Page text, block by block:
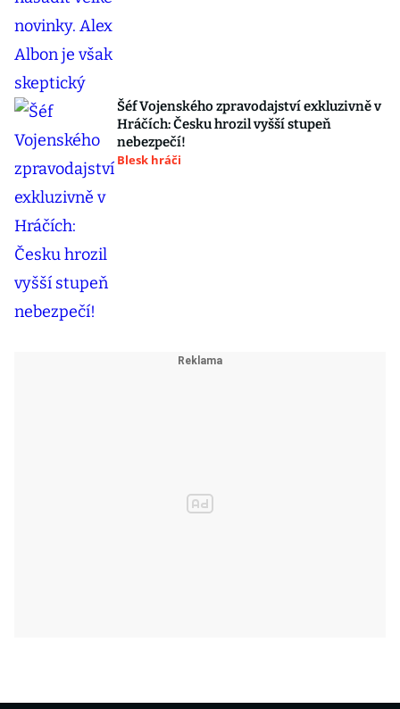
Šéf Vojenského zpravodajství exkluzivně v
Hráčích: Česku hrozil vyšší stupeň
nebezpečí!
Blesk hráči